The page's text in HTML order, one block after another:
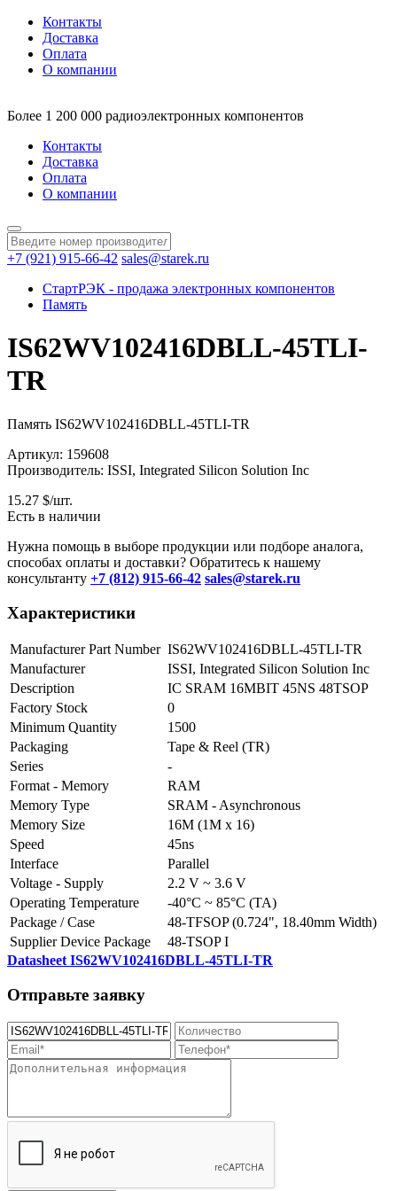
Контакты
Доставка
Оплата
О компании
Более 1 200 000 радиоэлектронных компонентов
Контакты
Доставка
Оплата
О компании
+7 (921) 915-66-42 sales@starek.ru
СтартРЭК - продажа электронных компонентов
Память
IS62WV102416DBLL-45TLI-
TR
Память IS62WV102416DBLL-45TLI-TR
Артикул: 159608
Производитель: ISSI, Integrated Silicon Solution Inc
15.27 $/шт.
Есть в наличии
Нужна помощь в выборе продукции или подборе аналога,
способах оплаты и доставки? Обратитесь к нашему
консультанту +7 (812) 915-66-42 sales@starek.ru
Характеристики
Manufacturer Part Number IS62WV102416DBLL-45TLI-TR
Manufacturer
ISSI, Integrated Silicon Solution Inc
Description
IC SRAM 16MBIT 45NS 48TSOP
Factory Stock
0
Minimum Quantity
1500
Packaging
Tape & Reel (TR)
Series
-
Format - Memory
RAM
Memory Type
SRAM - Asynchronous
Memory Size
16M (1M x 16)
Speed
45ns
Interface
Parallel
Voltage - Supply
2.2 V ~ 3.6 V
Operating Temperature
-40°C ~ 85°C (TA)
Package / Case
48-TFSOP (0.724", 18.40mm Width)
Supplier Device Package
48-TSOP I
Datasheet IS62WV102416DBLL-45TLI-TR
Отправьте заявку